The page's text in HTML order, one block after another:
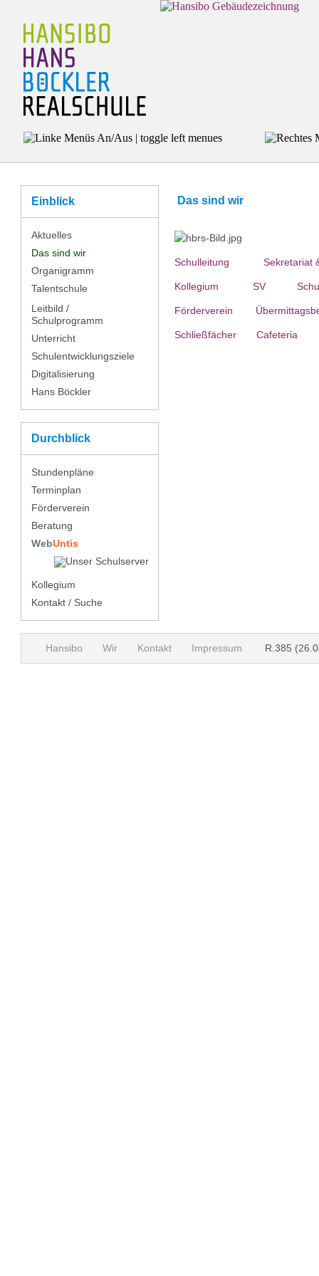
Einblick
Aktuelles
Das sind wir
Organigramm
Talentschule
Leitbild /
Schulprogramm
Unterricht
Schulentwicklungsziele
Digitalisierung
Hans Böckler
Durchblick
Stundenpläne
Terminplan
Förderverein
Beratung
WebUntis
Kollegium
Kontakt / Suche
Das sind wir
Schulleitung Sekretariat
Kollegium SV
För­der­ver­ein
Schließ­fächer Cafeteria
Hansibo Wir Kontakt Impressum R.385